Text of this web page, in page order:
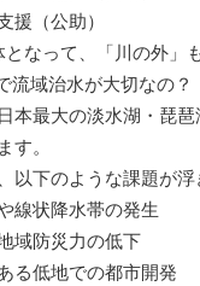
援（公助）
となって、「川の外」
流域治水が大切なの？
本最大の淡水湖・琵
す。
以下のような課題が浮
線状降水帯の発生
域防災力の低下
る低地での都市開発